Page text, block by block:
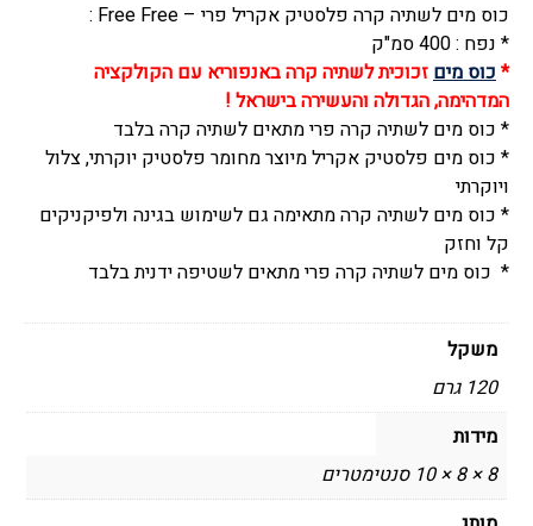
אקריל
(4
יחידות),
מעוצב
ויוקרתי,
פרי
-
Free
Free
כוס מים לשתיה קרה פלסטיק אקריל פרי – Free Free :
* נפח : 400 סמ"ק
*כוס מיםזכוכית לשתיה קרה באנפוריא עם הקולקציה
המדהימה, הגדולה והעשירה בישראל !
* כוס מים לשתיה קרה פרי מתאים לשתיה קרה בלבד
* כוס מים פלסטיק אקריל מיוצר מחומר פלסטיק יוקרתי, צלול
ויוקרתי
* כוס מים לשתיה קרה מתאימה גם לשימוש בגינה ולפיקניקים
קל וחזק
* כוס מים לשתיה קרה פרי מתאים לשטיפה ידנית בלבד
משקל
120 גרם
מידות
8 × 8 × 10 סנטימטרים